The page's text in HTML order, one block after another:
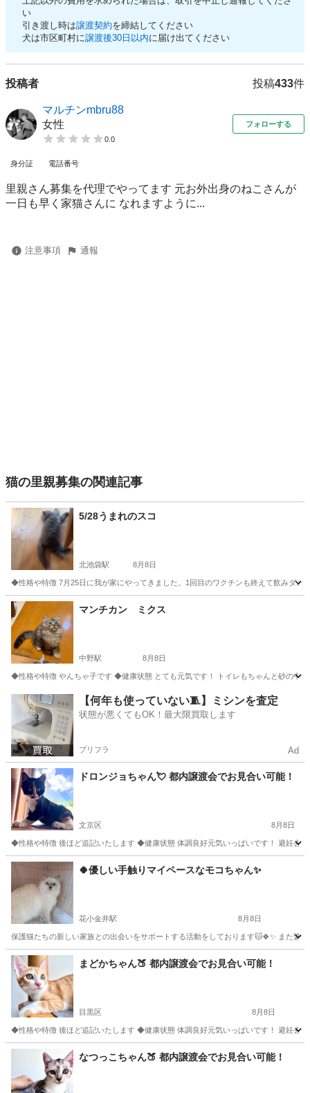
い
引き渡し時は譲渡契約を締結してください
犬は市区町村に譲渡後30日以内に届け出てください
投稿者 投稿433件
マルチンmbru88
女性
0.0
フォローする
身分証 電話番号
里親さん募集を代理でやってます 元お外出身のねこさんが
一日も早く家猫さんに なれますように...
注意事項 通報
猫の里親募集の関連記事
5/28うまれのスコ
北池袋駅 8月8日
◆性格や特徴 7月25日に我が家にやってきました。1回目のワクチンも終えて飲みダニ
東京 豊島区 北池袋駅
マンチカン ミクス
中野駅 8月8日
◆性格や特徴 やんちゃ子です ◆健康状態 とても元気です！ トイレもちゃんと砂の中
東京 中野区 中野駅 猫 マンチカン
【何年も使っていない🧵】ミシンを査定
状態が悪くてもOK！最大限買取します
プリフラ Ad
ドロンジョちゃん💘 都内譲渡会でお見合い可能！
文京区 8月8日
◆性格や特徴 後ほど追記いたします ◆健康状態 体調良好元気いっぱいです！ 避妊去
東京 文京区 猫 去勢手術
🍀優しい手触りマイペースなモコちゃん✨️
花小金井駅 8月8日
保護猫たちの新しい家族との出会いをサポートする活動をしております🐱🍀✨️ また繁
東京 小平市 花小金井駅 猫 費用
まどかちゃん🍑 都内譲渡会でお見合い可能！
目黒区 8月8日
◆性格や特徴 後ほど追記いたします ◆健康状態 体調良好元気いっぱいです！ 避妊去
東京 目黒区 去勢手術 なつっこちゃん🍑 都内譲渡会でお見合い可能！